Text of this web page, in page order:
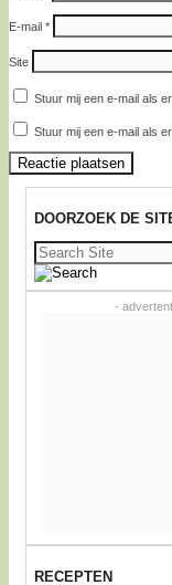
E-mail *
Site
Stuur mij een e-mail als
Stuur mij een e-mail als
DOORZOEK DE
Zoeken
naar:
-
RECEPTEN